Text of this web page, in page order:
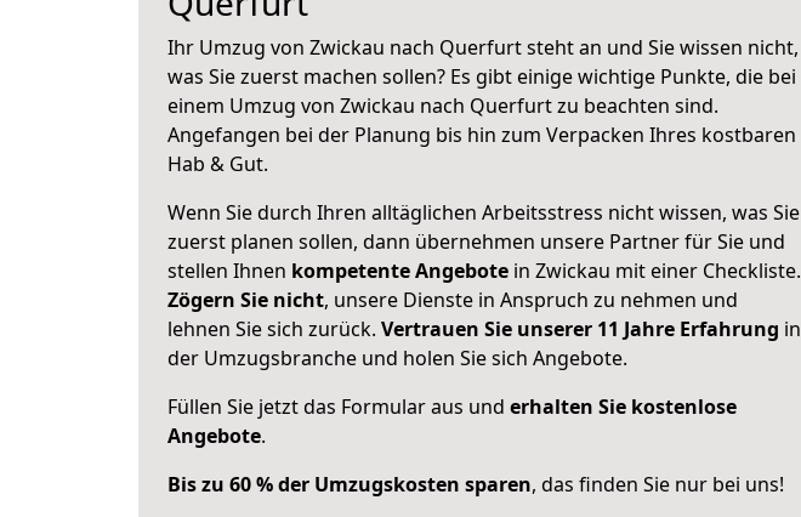
Ihr Umzug von Zwickau nach Querfurt steht an und Sie wissen nicht,
was Sie zuerst machen sollen? Es gibt einige wichtige Punkte, die bei
einem Umzug von Zwickau nach Querfurt zu beachten sind.
Angefangen bei der Planung bis hin zum Verpacken Ihres kostbaren
Hab & Gut.
Wenn Sie durch Ihren alltäglichen Arbeitsstress nicht wissen, was Sie
zuerst planen sollen, dann übernehmen unsere Partner für Sie und
stellen Ihnen kompetente Angebote in Zwickau mit einer Checkliste.
Zögern Sie nicht, unsere Dienste in Anspruch zu nehmen und
lehnen Sie sich zurück. Vertrauen Sie unserer 11 Jahre Erfahrung in
der Umzugsbranche und holen Sie sich Angebote.
Füllen Sie jetzt das Formular aus und erhalten Sie kostenlose
Angebote.
Bis zu 60 % der Umzugskosten sparen, das finden Sie nur bei uns!